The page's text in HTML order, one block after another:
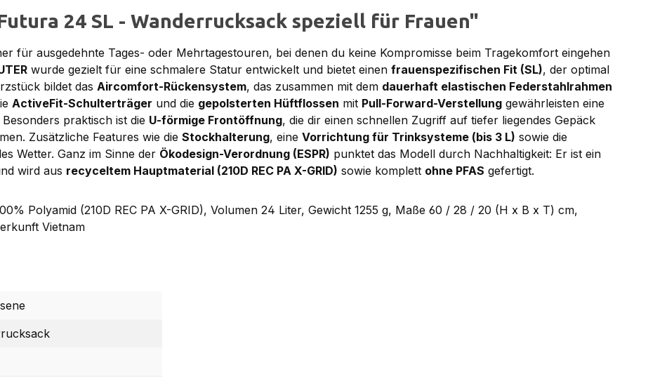
24 SL - Wanderrucksack speziell für Frauen"
für ausgedehnte Tages- oder Mehrtagestouren, bei denen du keine Kompromisse beim Tragekomfort eingehen
wurde gezielt für eine schmalere Statur entwickelt und bietet einen frauenspezifischen Fit (SL), der optimal
bildet das Aircomfort-Rückensystem, das zusammen mit dem dauerhaft elastischen Federstahlrahmen
ActiveFit-Schulterträger und die gepolsterten Hüftflossen mit Pull-Forward-Verstellung gewährleisten eine
praktisch ist die U-förmige Frontöffnung, die dir einen schnellen Zugriff auf tiefer liegendes Gepäck
Zusätzliche Features wie die Stockhalterung, eine Vorrichtung für Trinksysteme (bis 3 L) sowie die
Wetter. Ganz im Sinne der Ökodesign-Verordnung (ESPR) punktet das Modell durch Nachhaltigkeit: Er ist ein
wird aus recyceltem Hauptmaterial (210D REC PA X-GRID) sowie komplett ohne PFAS gefertigt.
Polyamid (210D REC PA X-GRID), Volumen 24 Liter, Gewicht 1255 g, Maße 60 / 28 / 20 (H x B x T) cm,
Vietnam